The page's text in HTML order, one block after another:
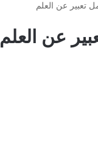
تعبير عن العلم
عن العلم